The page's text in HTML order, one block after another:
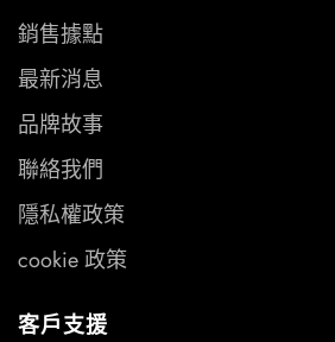
銷售據點
最新消息
品牌故事
聯絡我們
隱私權政策
cookie 政策
客戶支援